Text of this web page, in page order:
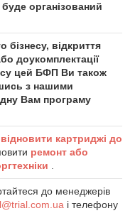
організований
відкриття
доукомплектації
цей БФП Ви також
з нашими
Вам програму
картриджі до
ремонт або
до менеджерів
і телефону